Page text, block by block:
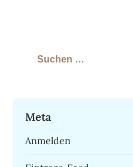
Suchen
Meta
Anmelden